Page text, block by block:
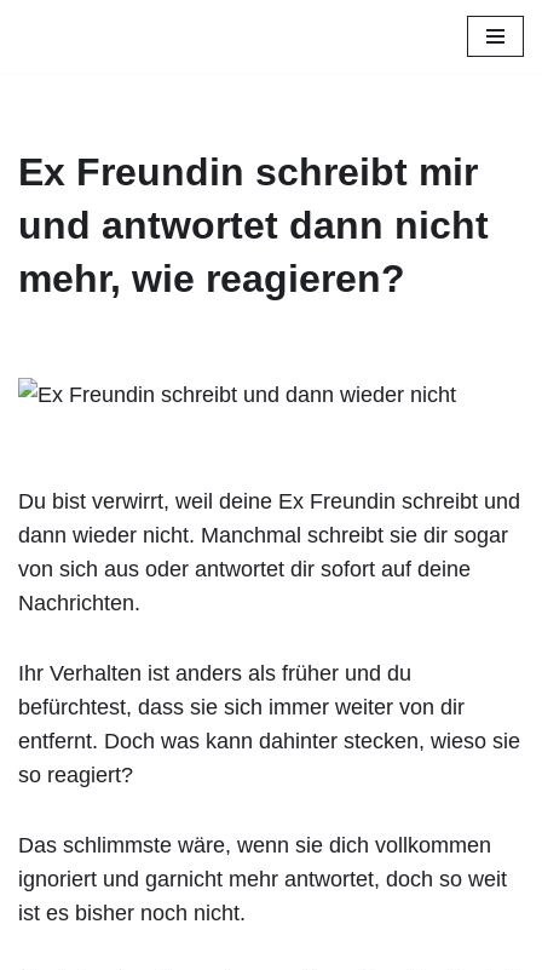
Ex Freundin schreibt mir
und antwortet dann nicht
mehr, wie reagieren?
Du bist verwirrt, weil deine Ex Freundin schreibt und
dann wieder nicht. Manchmal schreibt sie dir sogar
von sich aus oder antwortet dir sofort auf deine
Nachrichten.
Ihr Verhalten ist anders als früher und du
befürchtest, dass sie sich immer weiter von dir
entfernt. Doch was kann dahinter stecken, wieso sie
so reagiert?
Das schlimmste wäre, wenn sie dich vollkommen
ignoriert und garnicht mehr antwortet, doch so weit
ist es bisher noch nicht.